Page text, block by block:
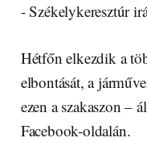
- Székelykeresztúr
Hétfőn elkezdik a
elbontását, a
ezen a szakaszon –
Facebook-oldalán.